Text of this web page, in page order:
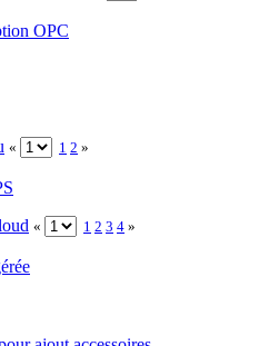
OPC
« 1 2 »
« 1 2 3 4 »